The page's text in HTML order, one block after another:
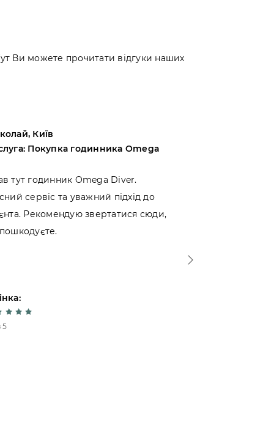
Ви можете прочитати відгуки наших
Київ
Покупка годинника Omega
тут годинник Omega Diver.
сервіс та уважний підхід до
Рекомендую звертатися сюди,
5